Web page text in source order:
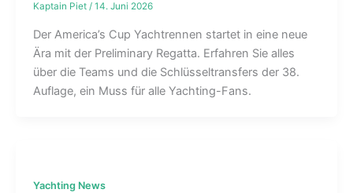
Kaptain Piet / 14. Juni 2026
Der America’s Cup Yachtrennen startet in eine neue
Ära mit der Preliminary Regatta. Erfahren Sie alles
über die Teams und die Schlüsseltransfers der 38.
Auflage, ein Muss für alle Yachting-Fans.
Yachting News